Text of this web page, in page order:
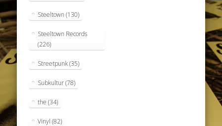
Steeltown (130)
Steeltown Records
(226)
Streetpunk(35)
Subkultur(78)
the (34)
Vinyl (82)